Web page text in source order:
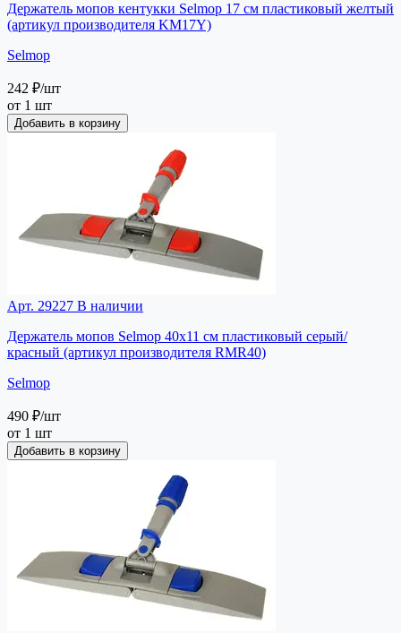
Держатель мопов кентукки Selmop 17 см пластиковый желтый
(артикул производителя KM17Y)
Selmop
242 ₽/шт
от 1 шт
Добавить в корзину
Арт. 29227 В наличии
Держатель мопов Selmop 40х11 см пластиковый серый/
красный (артикул производителя RMR40)
Selmop
490 ₽/шт
от 1 шт
Добавить в корзину